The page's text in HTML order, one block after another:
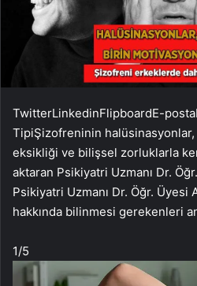
TwitterLinkedinFlipboardE-posta
TipiŞizofreninin halüsinasyonlar,
eksikliği ve bilişsel zorluklarla
aktaran Psikiyatri Uzmanı Dr.
Psikiyatri Uzmanı Dr. Öğr.
hakkında bilinmesi gerekenleri
1/5